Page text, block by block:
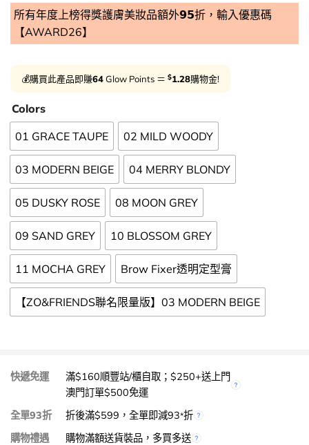
所有年度上榜得獎護膚美妝品額外𝟵𝟱折，輸入優惠碼
【AWARD26】
💰購買此產品即賺64Glow Points ＝ $1.28購物金!
Colors
01 GRACE TAUPE 02 MILD WOODY
03 MODERN BEIGE 04 MERRY BLONDY
05 DUSKY ROSE 08 MOON GREY
09 SAND GREY 10 BLOSSOM GREY
11 MOCHA GREY Brow Fixer透明定型膏
【ZO&FRIENDS聯名限量版】03 MODERN BEIGE
快遞免運
滿$160順豐站/櫃自取；$250+送上門
澳門訂單$500免運
全單93折
折後滿$599，全單即減93*折
購物禮遇
購物滿額送貨裝品，多買多送